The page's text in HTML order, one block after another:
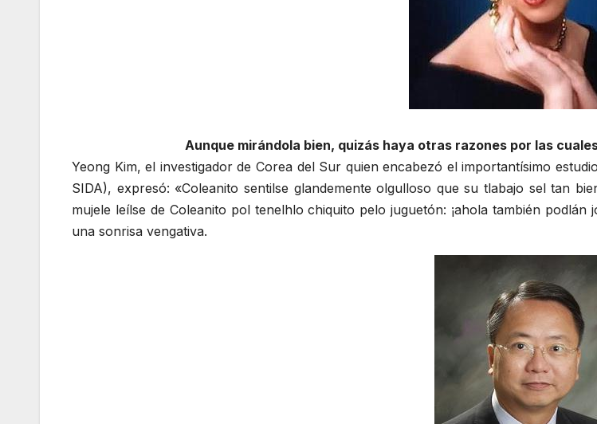
Aunque mirándola bien, quizás haya otras razones por las
Yeong Kim, el investigador de Corea del Sur quien encabezó el importantísimo
SIDA), expresó: «Coleanito sentilse glandemente olgulloso que su tlabajo sel tan
mujele leílse de Coleanito pol tenelhlo chiquito pelo juguetón: ¡ahola también
una sonrisa vengativa.